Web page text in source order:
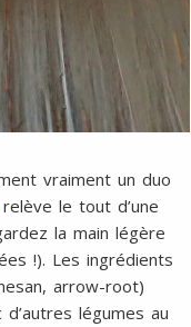
vraiment un duo
relève le tout d’une
la main légère
!). Les ingrédients
arrow-root)
légumes au